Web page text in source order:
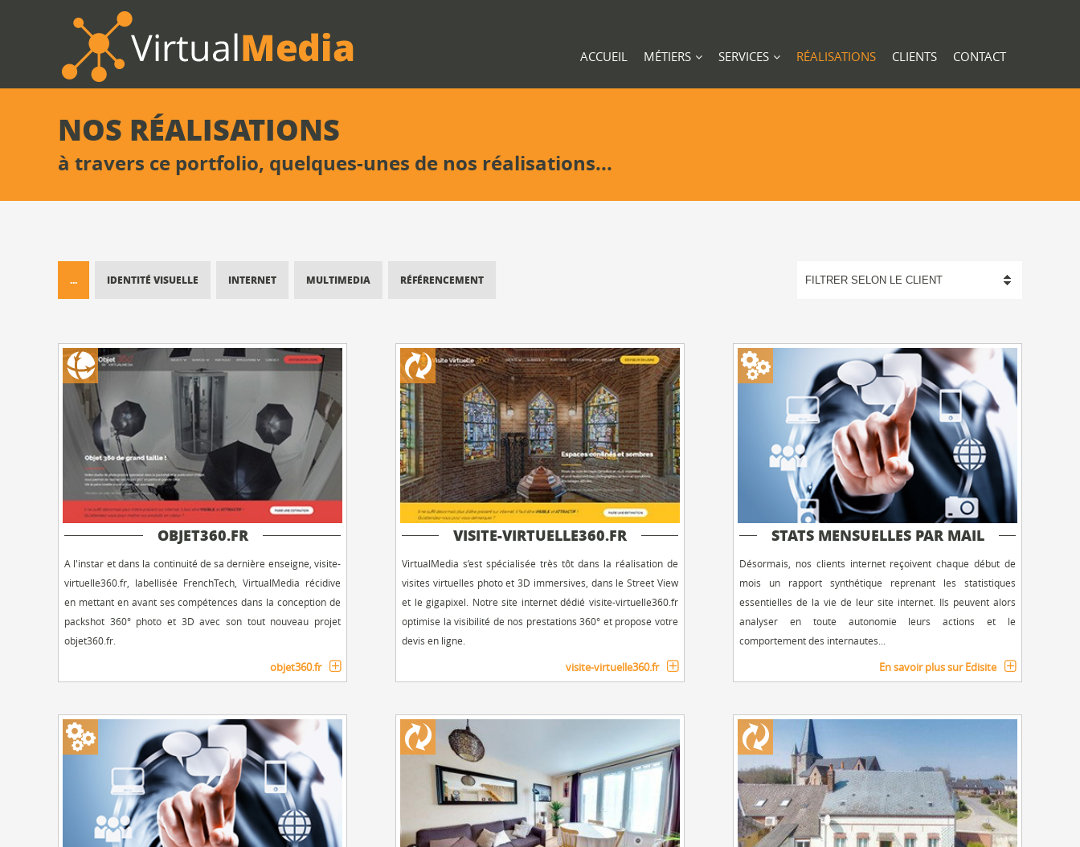
ACCUEIL MÉTIERS SERVICES RÉALISATIONS CLIENTS CONTACT
NOS RÉALISATIONS
à travers ce portfolio, quelques-unes de nos réalisations...
... IDENTITÉ VISUELLE INTERNET MULTIMEDIA RÉFÉRENCEMENT
OBJET360.FR
A l'instar et dans la continuité de sa dernière enseigne, visite-
virtuelle360.fr, labellisée FrenchTech, VirtualMedia récidive
en mettant en avant ses compétences dans la conception de
packshot 360° photo et 3D avec son tout nouveau projet
objet360.fr.
objet360.fr
VISITE-VIRTUELLE360.FR
VirtualMedia s’est spécialisée très tôt dans la réalisation de
visites virtuelles photo et 3D immersives, dans le Street View
et le gigapixel. Notre site internet dédié visite-virtuelle360.fr
optimise la visibilité de nos prestations 360° et propose votre
devis en ligne.
visite-virtuelle360.fr
STATS MENSUELLES PAR MAIL
Désormais, nos clients internet reçoivent chaque début de
mois un rapport synthétique reprenant les statistiques
essentielles de la vie de leur site internet. Ils peuvent alors
analyser en toute autonomie leurs actions et le
comportement des internautes...
En savoir plus sur Edisite